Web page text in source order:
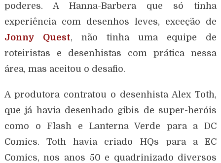
poderes. A Hanna-Barbera que só tinha
experiência com desenhos leves, exceção de
Jonny Quest, não tinha uma equipe de
roteiristas e desenhistas com prática nessa
área, mas aceitou o desafio.
A produtora contratou o desenhista Alex Toth,
que já havia desenhado gibis de super-heróis
como o Flash e Lanterna Verde para a DC
Comics. Toth havia criado HQs para a EC
Comics, nos anos 50 e quadrinizado diversos